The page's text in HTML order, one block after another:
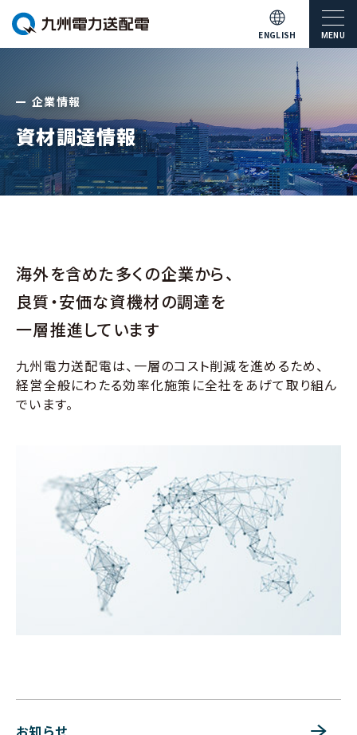
ENGLISH MENU
企業情報
資材調達情報
海外を含めた多くの企業から、
良質・安価な資機材の調達を
一層推進しています
九州電力送配電は、一層のコスト削減を進めるため、
経営全般にわたる効率化施策に全社をあげて取り組ん
でいます。
お知らせ